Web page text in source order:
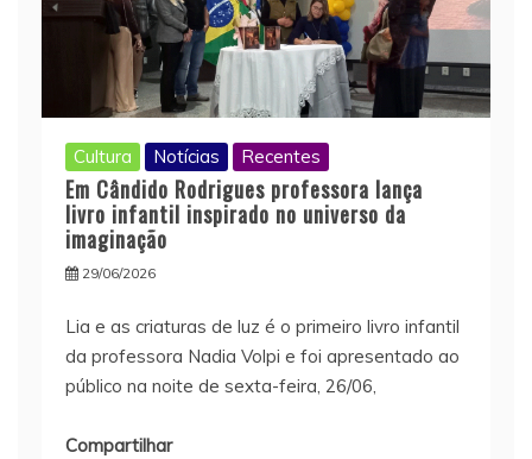
Cultura Notícias Recentes
Em Cândido Rodrigues professora lança
livro infantil inspirado no universo da
imaginação
29/06/2026
Lia e as criaturas de luz é o primeiro livro infantil
da professora Nadia Volpi e foi apresentado ao
público na noite de sexta-feira, 26/06,
Compartilhar